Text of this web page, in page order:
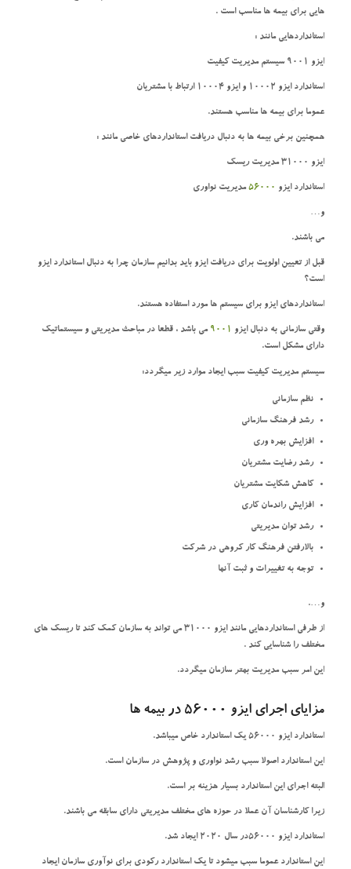
هایی برای بیمه ها مناسب است .
استانداردهایی مانند :
ایزو 9001 سیستم مدیریت کیفیت
استاندارد ایزو 10002 و ایزو 10004 ارتباط با مشتریان
عموما برای بیمه ها مناسب هستند.
همچنین برخی بیمه ها به دنبال دریافت استانداردهای خاصی مانند :
ایزو 31000 مدیریت ریسک
استاندارد ایزو 56000مدیریت نواوری
و…
می باشند.
قبل از تعیین اولویت برای دریافت ایزو باید بدانیم سازمان چرا به دنبال استاندارد ایزو
است؟
استانداردهای ایزو برای سیستم ها مورد استفاده هستند.
وقتی سازمانی به دنبال ایزو 9001 می باشد ، قطعا در مباحث مدیریتی و سیستماتیک
دارای مشکل است.
سیستم مدیریت کیفیت سبب ایجاد موارد زیر میگردد:
نظم سازمانی
رشد فرهنگ سازمانی
افزایش بهره وری
رشد رضایت مشتریان
کاهش شکایت مشتریان
افزایش راندمان کاری
رشد توان مدیریتی
بالارفتن فرهنگ کار کروهی در شرکت
توجه به تغییرات و ثبت آنها
و….
از طرفی استانداردهایی مانند ایزو 31000 می تواند به سازمان کمک کند تا ریسک های
مختلف را شناسایی کند .
این امر سبب مدیریت بهتر سازمان میگردد.
مزایای اجرای ایزو 56000 در بیمه ها
استاندارد ایزو 56000 یک استاندارد خاص میباشد.
این استاندارد اصولا سبب رشد نواوری و پژوهش در سازمان است.
البته اجرای این استاندارد بسیار هزینه بر است.
زیرا کارشناسان آن عملا در حوزه های مختلف مدیریتی دارای سابقه می باشند.
استاندارد ایزو 56000در سال 2020 ایجاد شد.
این استاندارد عموما سبب میشود تا یک استاندارد رکودی برای نوآوری سازمان ایجاد